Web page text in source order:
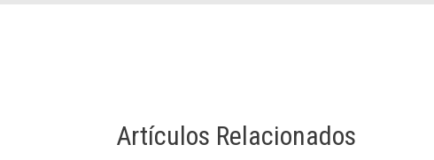
Artículos Relacionados